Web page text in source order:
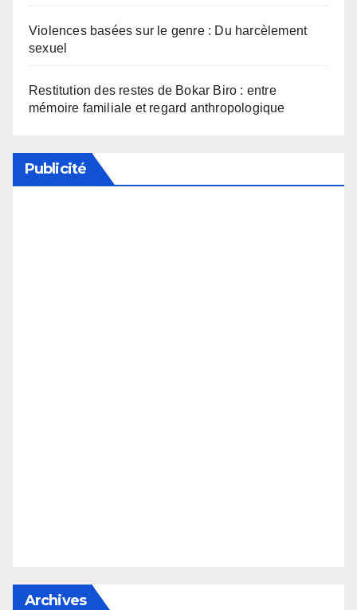
Violences basées sur le genre : Du harcèlement
sexuel
Restitution des restes de Bokar Biro : entre
mémoire familiale et regard anthropologique
Publicité
Archives